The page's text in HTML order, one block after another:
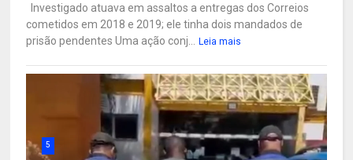
Investigado atuava em assaltos a entregas dos Correios
cometidos em 2018 e 2019; ele tinha dois mandados de
prisão pendentes Uma ação conj...
Leia mais
5